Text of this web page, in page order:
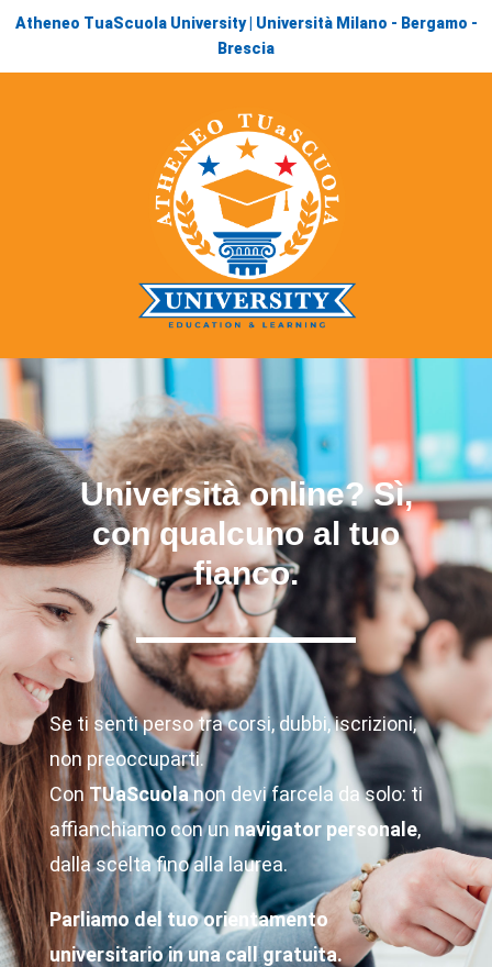
Atheneo TuaScuola University | Università Milano - Bergamo -
Brescia
Università online? Sì,
con qualcuno al tuo
fianco.
Se ti senti perso tra corsi, dubbi, iscrizioni,
non preoccuparti.
ConTUaScuolanon devi farcela da solo: ti
affianchiamo con unnavigator personale,
dalla scelta fino alla laurea.
Parliamo del tuo orientamento
universitario in una call gratuita.